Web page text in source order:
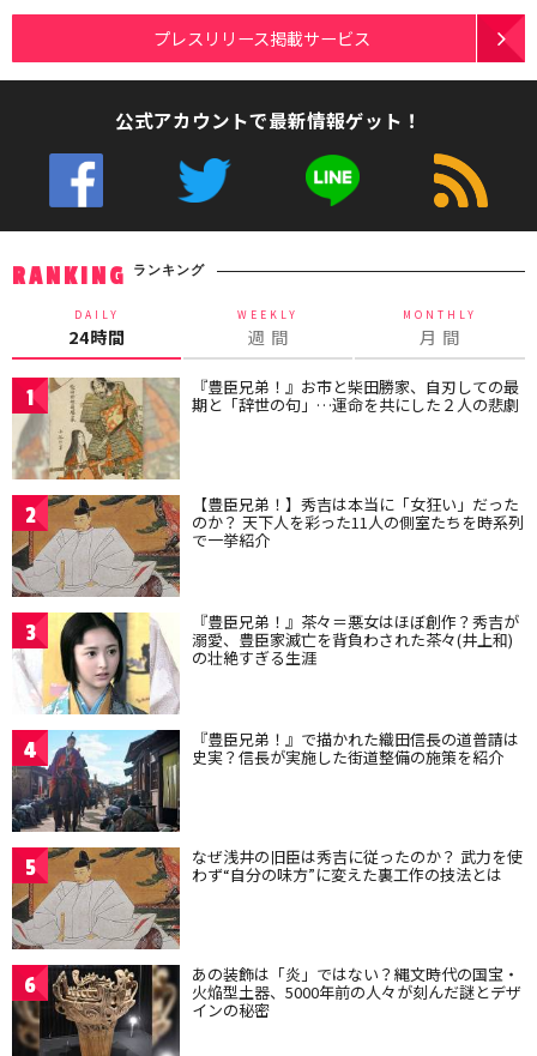
プレスリリース掲載サービス
公式アカウントで最新情報ゲット！
RANKING ランキング
DAILY
24時間
WEEKLY
週 間
MONTHLY
月 間
1 『豊臣兄弟！』お市と柴田勝家、自刃しての最
期と「辞世の句」…運命を共にした２人の悲劇
2 【豊臣兄弟！】秀吉は本当に「女狂い」だった
のか？ 天下人を彩った11人の側室たちを時系列
で一挙紹介
3 『豊臣兄弟！』茶々＝悪女はほぼ創作？秀吉が
溺愛、豊臣家滅亡を背負わされた茶々(井上和)
の壮絶すぎる生涯
4 『豊臣兄弟！』で描かれた織田信長の道普請は
史実？信長が実施した街道整備の施策を紹介
5 なぜ浅井の旧臣は秀吉に従ったのか？ 武力を使
わず“自分の味方”に変えた裏工作の技法とは
6 あの装飾は「炎」ではない？縄文時代の国宝・
火焔型土器、5000年前の人々が刻んだ謎とデザ
インの秘密